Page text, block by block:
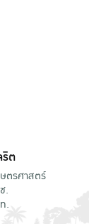
ริต
ตรศาสตร์
.
.